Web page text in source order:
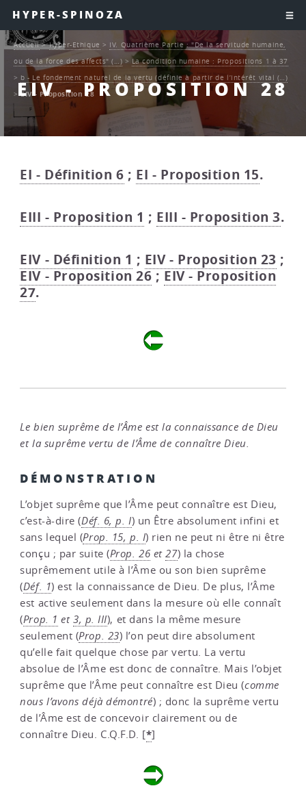
HYPER-SPINOZA
EIV - PROPOSITION 28
Accueil>Hyper-Ethique > IV. Quatrième Partie : "De la servitude humaine,
ou de la force des affects" (…) > La condition humaine : Propositions 1 à 37
> b - Le fondement naturel de la vertu (définie à partir de l’intérêt vital (…)
> EIV - Proposition 28
EI - Définition 6 ; EI - Proposition 15.
EIII - Proposition 1 ; EIII - Proposition 3.
EIV - Définition 1 ; EIV - Proposition 23 ;
EIV - Proposition 26 ; EIV - Proposition
27.
Le bien suprême de l’Âme est la connaissance de Dieu
et la suprême vertu de l’Âme de connaître Dieu.
DÉMONSTRATION
L’objet suprême que l’Âme peut connaître est Dieu,
c’est-à-dire (Déf. 6, p. I) un Être absolument infini et
sans lequel (Prop. 15, p. I) rien ne peut ni être ni être
conçu ; par suite (Prop. 26 et27) la chose
suprêmement utile à l’Âme ou son bien suprême
(Déf. 1) est la connaissance de Dieu. De plus, l’Âme
est active seulement dans la mesure où elle connaît
(Prop. 1 et 3, p. III), et dans la même mesure
seulement (Prop. 23) l’on peut dire absolument
qu’elle fait quelque chose par vertu. La vertu
absolue de l’Âme est donc de connaître. Mais l’objet
suprême que l’Âme peut connaître est Dieu (comme
nous l’avons déjà démontré) ; donc la suprême vertu
de l’Âme est de concevoir clairement ou de
connaître Dieu. C.Q.F.D. [*]